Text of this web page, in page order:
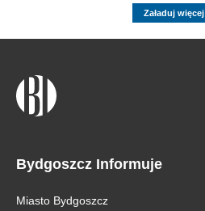
Załaduj więcej
Bydgoszcz Informuje
Miasto Bydgoszcz